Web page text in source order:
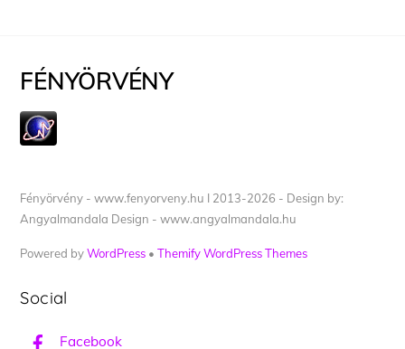
FÉNYÖRVÉNY
Fényörvény - www.fenyorveny.hu I 2013-2026 - Design by:
Angyalmandala Design - www.angyalmandala.hu
Powered byWordPress •Themify WordPress Themes
Social
Facebook